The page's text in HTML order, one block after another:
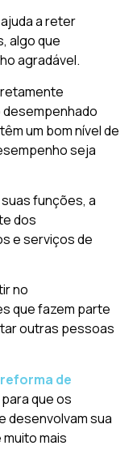
a reter
algo que
agradável.
desempenhado
um bom nível de
seja
funções, a
dos
e serviços de
no
que fazem parte
outras pessoas
reforma de
que os
desenvolvam sua
mais